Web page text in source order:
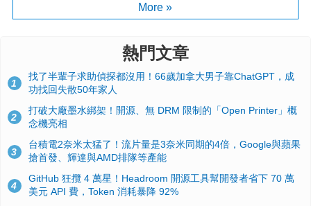
More »
熱門文章
1
找了半輩子求助偵探都沒用！66歲加拿大男子靠ChatGPT，成
功找回失散50年家人
2
打破大廠墨水綁架！開源、無 DRM 限制的「Open Printer」概
念機亮相
3
台積電2奈米太猛了！流片量是3奈米同期的4倍，Google與蘋果
搶首發、輝達與AMD排隊等產能
4
GitHub 狂攬 4 萬星！Headroom 開源工具幫開發者省下 70 萬
美元 API 費，Token 消耗暴降 92%